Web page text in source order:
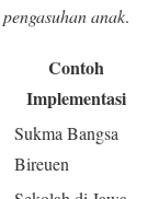
pengasuhan anak.
Contoh
Implementasi
Sukma Bangsa
Bireuen